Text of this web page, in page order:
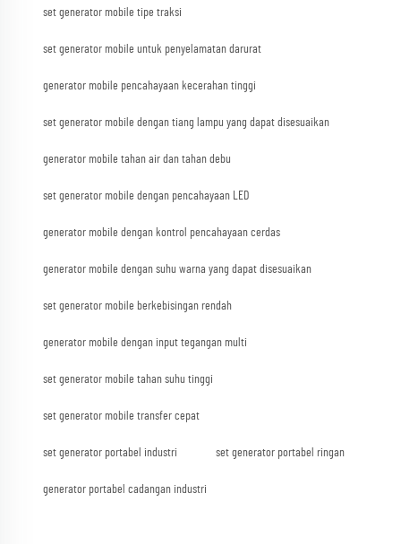
set generator mobile tipe traksi
set generator mobile untuk penyelamatan darurat
generator mobile pencahayaan kecerahan tinggi
set generator mobile dengan tiang lampu yang dapat disesuaikan
generator mobile tahan air dan tahan debu
set generator mobile dengan pencahayaan LED
generator mobile dengan kontrol pencahayaan cerdas
generator mobile dengan suhu warna yang dapat disesuaikan
set generator mobile berkebisingan rendah
generator mobile dengan input tegangan multi
set generator mobile tahan suhu tinggi
set generator mobile transfer cepat
set generator portabel industri set generator portabel ringan
generator portabel cadangan industri